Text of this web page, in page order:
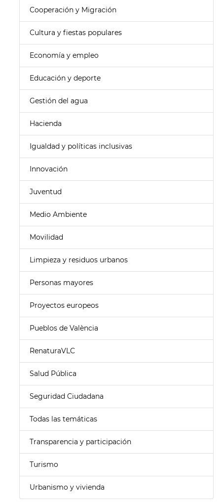
Cooperación y Migración
Cultura y fiestas populares
Economía y empleo
Educación y deporte
Gestión del agua
Hacienda
Igualdad y políticas inclusivas
Innovación
Juventud
Medio Ambiente
Movilidad
Limpieza y residuos urbanos
Personas mayores
Proyectos europeos
Pueblos de València
RenaturaVLC
Salud Pública
Seguridad Ciudadana
Todas las temáticas
Transparencia y participación
Turismo
Urbanismo y vivienda